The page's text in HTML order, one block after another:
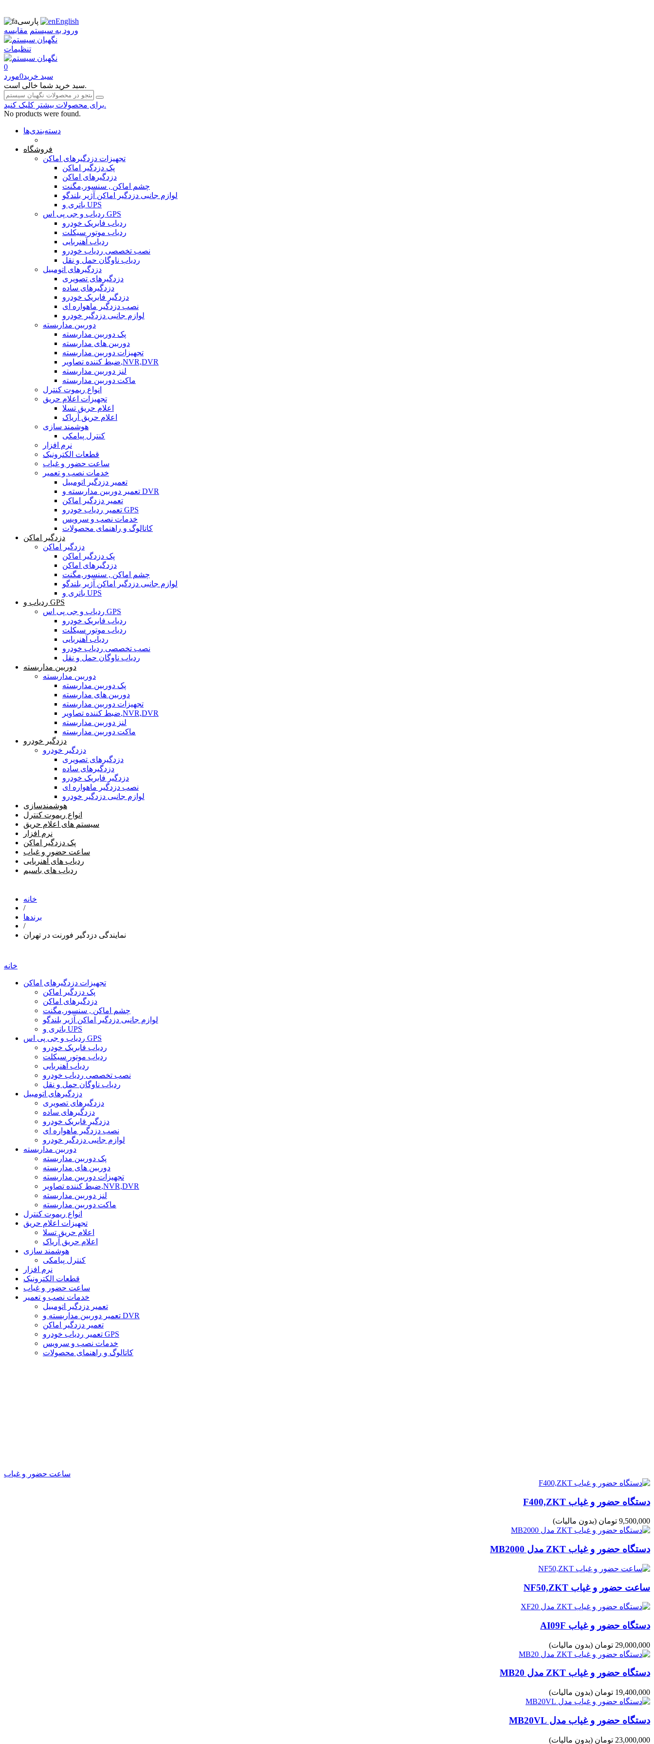
پارسی
English
ورود به سیستم مقایسه
تنظیمات
0
سبد خرید0مورد
سبد خرید شما خالی است.
برای محصولات بیشتر کلیک کنید.
No products were found.
دسته‌بندی‌ها
فروشگاه
تجهیزات دزدگیرهای اماکن
پک دزدگیر اماکن
دزدگیرهای اماکن
چشم اماکن , سنسور,مگنت
لوازم جانبی دزدگیر اماکن آژیر بلندگو
باتری و UPS
ردیاب و جی پی اس GPS
ردیاب فابریک خودرو
ردیاب موتور سیکلت
ردیاب آهنربایی
نصب تخصصی ردیاب خودرو
ردیاب ناوگان حمل و نقل
دزدگیرهای اتومبیل
دزدگیرهای تصویری
دزدگیرهای ساده
دزدگیر فابریک خودرو
نصب دزدگیر ماهواره ای
لوازم جانبی دزدگیر خودرو
دوربین مداربسته
پک دوربین مداربسته
دوربین های مداربسته
تجهیزات دوربین مداربسته
ضبط کننده تصاویر,NVR,DVR
لنز دوربین مداربسته
ماکت دوربین مداربسته
انواع ریموت کنترل
تجهیزات اعلام حریق
اعلام حریق تسلا
اعلام حریق آریاک
هوشمند سازی
کنترل پیامکی
نرم افزار
قطعات الکترونیک
ساعت حضور و غیاب
خدمات نصب و تعمیر
تعمیر دزدگیر اتومبیل
تعمیر دوربین مداربسته و DVR
تعمیر دزدگیر اماکن
تعمیر ردیاب خودرو GPS
خدمات نصب و سرویس
کاتالوگ و راهنمای محصولات
دزدگیر اماکن
دزدگیر اماکن
پک دزدگیر اماکن
دزدگیرهای اماکن
چشم اماکن , سنسور,مگنت
لوازم جانبی دزدگیر اماکن آژیر بلندگو
باتری و UPS
ردیاب و GPS
ردیاب و جی پی اس GPS
ردیاب فابریک خودرو
ردیاب موتور سیکلت
ردیاب آهنربایی
نصب تخصصی ردیاب خودرو
ردیاب ناوگان حمل و نقل
دوربین مداربسته
دوربین مداربسته
پک دوربین مداربسته
دوربین های مداربسته
تجهیزات دوربین مداربسته
ضبط کننده تصاویر,NVR,DVR
لنز دوربین مداربسته
ماکت دوربین مداربسته
دزدگیر خودرو
دزدگیر خودرو
دزدگیرهای تصویری
دزدگیرهای ساده
دزدگیر فابریک خودرو
نصب دزدگیر ماهواره ای
لوازم جانبی دزدگیر خودرو
هوشمندسازی
انواع ریموت کنترل
سیستم های اعلام حریق
نرم افزار
پک دزدگیر اماکن
ساعت حضور و غیاب
ردیاب های آهنربایی
ردیاب های باسیم
خانه
/
برندها
/
نمایندگی دزدگیر فورنت در تهران
خانه
تجهیزات دزدگیرهای اماکن
پک دزدگیر اماکن
دزدگیرهای اماکن
چشم اماکن , سنسور,مگنت
لوازم جانبی دزدگیر اماکن آژیر بلندگو
باتری و UPS
ردیاب و جی پی اس GPS
ردیاب فابریک خودرو
ردیاب موتور سیکلت
ردیاب آهنربایی
نصب تخصصی ردیاب خودرو
ردیاب ناوگان حمل و نقل
دزدگیرهای اتومبیل
دزدگیرهای تصویری
دزدگیرهای ساده
دزدگیر فابریک خودرو
نصب دزدگیر ماهواره ای
لوازم جانبی دزدگیر خودرو
دوربین مداربسته
پک دوربین مداربسته
دوربین های مداربسته
تجهیزات دوربین مداربسته
ضبط کننده تصاویر,NVR,DVR
لنز دوربین مداربسته
ماکت دوربین مداربسته
انواع ریموت کنترل
تجهیزات اعلام حریق
اعلام حریق تسلا
اعلام حریق آریاک
هوشمند سازی
کنترل پیامکی
نرم افزار
قطعات الکترونیک
ساعت حضور و غیاب
خدمات نصب و تعمیر
تعمیر دزدگیر اتومبیل
تعمیر دوربین مداربسته و DVR
تعمیر دزدگیر اماکن
تعمیر ردیاب خودرو GPS
خدمات نصب و سرویس
کاتالوگ و راهنمای محصولات
ساعت حضور و غیاب
دستگاه حضور و غیاب F400,ZKT
9,500,000 تومان (بدون مالیات)
دستگاه حضور و غیاب ZKT مدل MB2000
ساعت حضور و غیاب NF50,ZKT
دستگاه حضور و غیاب AI09F
29,000,000 تومان (بدون مالیات)
دستگاه حضور و غیاب ZKT مدل MB20
19,400,000 تومان (بدون مالیات)
دستگاه حضور و غیاب مدل MB20VL
23,000,000 تومان (بدون مالیات)